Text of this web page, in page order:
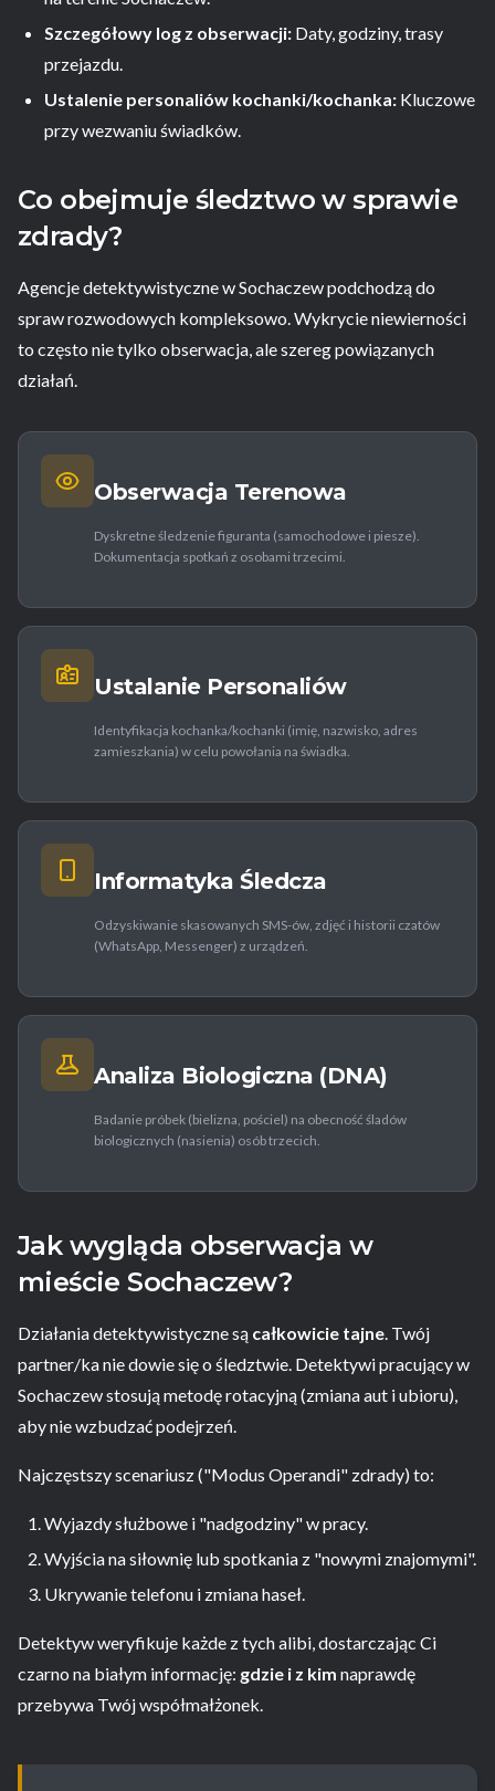
Szczegółowy log z obserwacji: Daty, godziny, trasy
przejazdu.
Ustalenie personaliów kochanki/kochanka: Kluczowe
przy wezwaniu świadków.
Co obejmuje śledztwo w sprawie
zdrady?
Agencje detektywistyczne w Sochaczew podchodzą do
spraw rozwodowych kompleksowo. Wykrycie niewierności
to często nie tylko obserwacja, ale szereg powiązanych
działań.
Obserwacja Terenowa
Dyskretne śledzenie figuranta (samochodowe i piesze).
Dokumentacja spotkań z osobami trzecimi.
Ustalanie Personaliów
Identyfikacja kochanka/kochanki (imię, nazwisko, adres
zamieszkania) w celu powołania na świadka.
Informatyka Śledcza
Odzyskiwanie skasowanych SMS-ów, zdjęć i historii czatów
(WhatsApp, Messenger) z urządzeń.
Analiza Biologiczna (DNA)
Badanie próbek (bielizna, pościel) na obecność śladów
biologicznych (nasienia) osób trzecich.
Jak wygląda obserwacja w
mieście Sochaczew?
Działania detektywistyczne są całkowicie tajne. Twój
partner/ka nie dowie się o śledztwie. Detektywi pracujący w
Sochaczew stosują metodę rotacyjną (zmiana aut i ubioru),
aby nie wzbudzać podejrzeń.
Najczęstszy scenariusz ("Modus Operandi" zdrady) to:
Wyjazdy służbowe i "nadgodziny" w pracy.
Wyjścia na siłownię lub spotkania z "nowymi znajomymi".
Ukrywanie telefonu i zmiana haseł.
Detektyw weryfikuje każde z tych alibi, dostarczając Ci
czarno na białym informację: gdzie i z kim naprawdę
przebywa Twój współmałżonek.